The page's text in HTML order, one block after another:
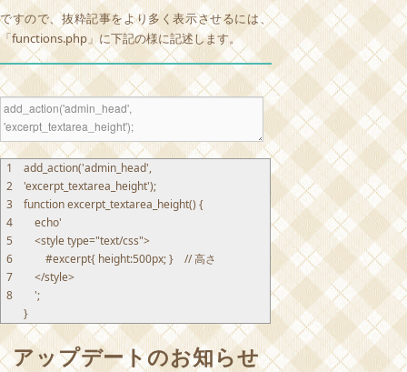
ですので、抜粋記事をより多く表示させるには、
「functions.php」に下記の様に記述します。
1
2
3
4
5
6
7
8
add_action('admin_head',
'excerpt_textarea_height');
functionexcerpt_textarea_height() {
echo'
<styletype="text/css">
#excerpt{ height:500px;} //高さ
</style>
';
}
アップデートのお知らせ